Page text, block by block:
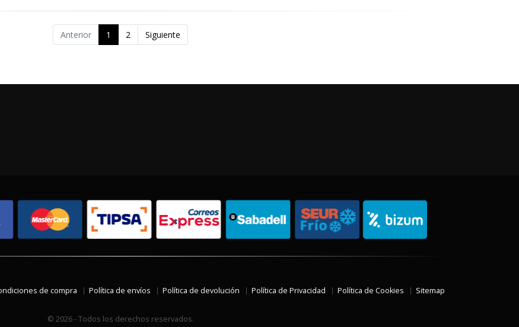
Anterior 1 2 Siguiente
de compra Política de envíos Política de devolución Política de Privacidad Política de Cookies Sitemap
© 2026 - Todos los derechos reservados.